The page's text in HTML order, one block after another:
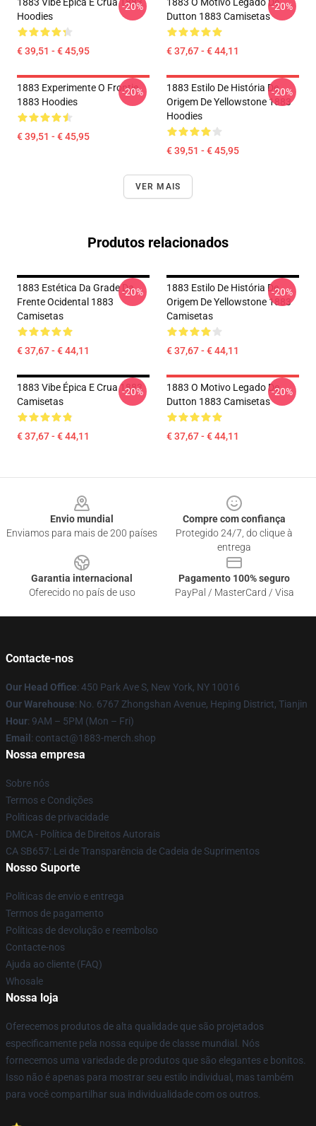
Hoodies
€ 39,51 - € 45,95
-20%
Dutton 1883 Camisetas
€ 37,67 - € 44,11
-20%
1883 Experimente O Frontie
1883 Hoodies
€ 39,51 - € 45,95
-20%
1883 Estilo De História De
Origem De Yellowstone 1883
Hoodies
€ 39,51 - € 45,95
-20%
VER MAIS
Produtos relacionados
1883 Estética Da Grade Da
Frente Ocidental 1883
Camisetas
€ 37,67 - € 44,11
-20%
1883 Estilo De História De
Origem De Yellowstone 1883
Camisetas
€ 37,67 - € 44,11
-20%
1883 Vibe Épica E Crua 1883
Camisetas
€ 37,67 - € 44,11
-20%
1883 O Motivo Legado De
Dutton 1883 Camisetas
€ 37,67 - € 44,11
-20%
Envio mundial
Enviamos para mais de 200 países
Compre com confiança
Protegido 24/7, do clique à
entrega
Garantia internacional
Oferecido no país de uso
Pagamento 100% seguro
PayPal / MasterCard / Visa
Contacte-nos
Our Head Office: 450 Park Ave S, New York, NY 10016
Our Warehouse: No. 6767 Zhongshan Avenue, Heping District, Tianjin
Hour: 9AM – 5PM (Mon – Fri)
Email : contact@1883-merch.shop
Nossa empresa
Sobre nós
Termos e Condições
Políticas de privacidade
DMCA - Política de Direitos Autorais
CA SB657: Lei de Transparência de Cadeia de Suprimentos
Nosso Suporte
Políticas de envio e entrega
Termos de pagamento
Políticas de devolução e reembolso
Contacte-nos
Ajuda ao cliente (FAQ)
Whosale
Nossa loja
Oferecemos produtos de alta qualidade que são projetados
especificamente pela nossa equipe de classe mundial. Nós
fornecemos uma variedade de produtos que são elegantes e bonitos.
Isso não é apenas para mostrar seu estilo individual, mas também
para você compartilhar sua individualidade com os outros.